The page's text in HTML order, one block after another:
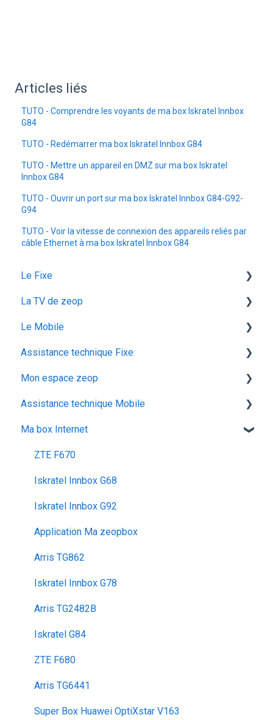
Articles liés
TUTO - Comprendre les voyants de ma box Iskratel Innbox
G84
TUTO - Redémarrer ma box Iskratel Innbox G84
TUTO - Mettre un appareil en DMZ sur ma box Iskratel
Innbox G84
TUTO - Ouvrir un port sur ma box Iskratel Innbox G84-G92-
G94
TUTO - Voir la vitesse de connexion des appareils reliés par
câble Ethernet à ma box Iskratel Innbox G84
Le Fixe
Facturation
Les services
Gestion email
Offres et Options
La TV de zeop
Les bouquets chaines en option
Plateforme streaming - SVOD
Programmes et chaines
Le Mobile
configuration ios
Mon abonnement
configuration android
utiliser la messagerie vocale
configuration activation sim
voyager
Assistance technique Fixe
recuperation achat vod est
audiodescription aveugle malvoyant
ocs go
Mon espace zeop
Carte SIM
Déménagement
Mes Cadeaux
Assistance technique Mobile
Les appels
Réseau & internet
SMS / MMS
Ma box Internet
ZTE F670
Iskratel Innbox G68
Iskratel Innbox G92
Application Ma zeopbox
Arris TG862
Iskratel Innbox G78
Arris TG2482B
Iskratel G84
ZTE F680
Arris TG6441
Super Box Huawei OptiXstar V163